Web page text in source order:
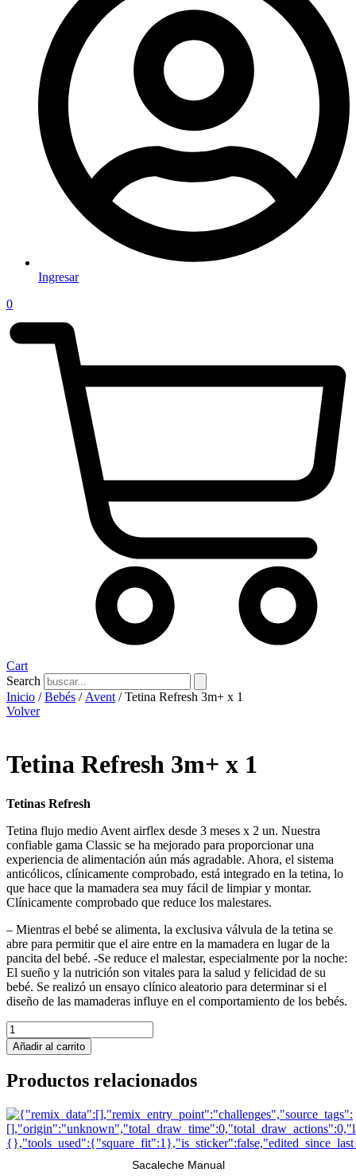
Ingresar
0
Cart
Search
Inicio /Bebés / Avent / Tetina Refresh 3m+ x 1
Volver
Tetina Refresh 3m+ x 1
Tetinas Refresh
Tetina flujo medio Avent airflex desde 3 meses x 2 un. Nuestra
confiable gama Classic se ha mejorado para proporcionar una
experiencia de alimentación aún más agradable. Ahora, el sistema
anticólicos, clínicamente comprobado, está integrado en la tetina, lo
que hace que la mamadera sea muy fácil de limpiar y montar.
Clínicamente comprobado que reduce los malestares.
– Mientras el bebé se alimenta, la exclusiva válvula de la tetina se
abre para permitir que el aire entre en la mamadera en lugar de la
pancita del bebé. -Se reduce el malestar, especialmente por la noche:
El sueño y la nutrición son vitales para la salud y felicidad de su
bebé. Se realizó un ensayo clínico aleatorio para determinar si el
diseño de las mamaderas influye en el comportamiento de los bebés.
Tetina
Refresh
3m+
1
Añadir al carrito
Productos relacionados
Sacaleche Manual